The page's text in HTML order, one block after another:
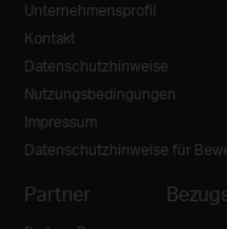
Unternehmensprofil
Kontakt
Datenschutzhinweise
Nutzungsbedingungen
Impressum
Datenschutzhinweise für
Partner